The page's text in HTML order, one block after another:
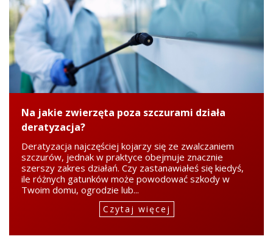
Na jakie zwierzęta poza szczurami działa
deratyzacja?
Deratyzacja najczęściej kojarzy się ze zwalczaniem
szczurów, jednak w praktyce obejmuje znacznie
szerszy zakres działań. Czy zastanawiałeś się kiedyś,
ile różnych gatunków może powodować szkody w
Twoim domu, ogrodzie lub...
Czytaj więcej